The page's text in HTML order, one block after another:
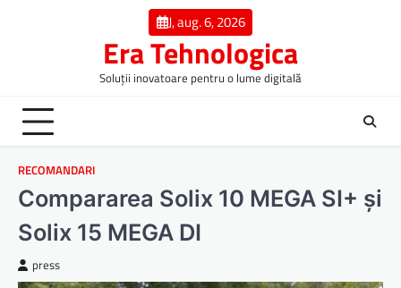
J, aug. 6, 2026
Era Tehnologica
Soluții inovatoare pentru o lume digitală
RECOMANDARI
Compararea Solix 10 MEGA SI+ și
Solix 15 MEGA DI
press